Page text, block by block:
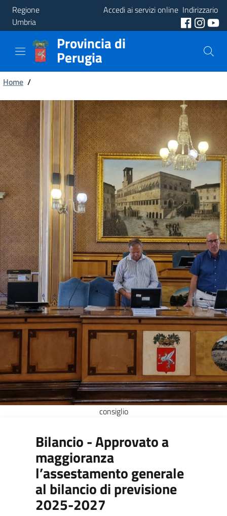
Regione
Umbria
Accedi ai servizi online Indirizzario
Provincia
Aree
Tematiche
Servizi
Provincia di
Perugia
Briciole
di
pane
Home /
consiglio
Bilancio - Approvato a
maggioranza
l’assestamento generale
al bilancio di previsione
2025-2027